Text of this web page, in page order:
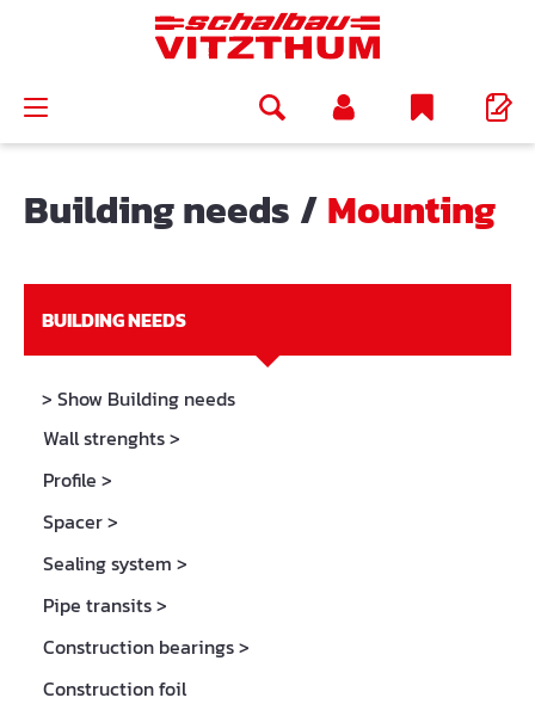
Building needs /Mounting
BUILDING NEEDS
> Show Building needs
Wall strenghts>
Profile >
Spacer>
Sealing system >
Pipe transits>
Construction bearings>
Construction foil